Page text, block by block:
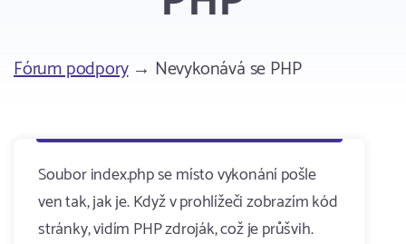
Fórum podpory→ Nevykonává se PHP
Soubor index.php se místo vykonání pošle
ven tak, jak je. Když v prohlížeči zobrazím kód
stránky, vidím PHP zdroják, což je průšvih.